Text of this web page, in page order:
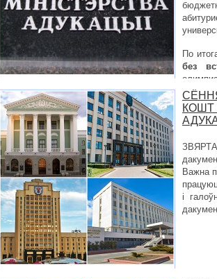
По
без
иные),более 900– вне конкурса.
КОШТ
Важна
і